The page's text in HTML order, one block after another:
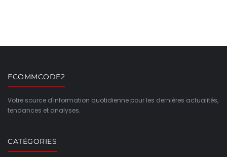
ECOMMCODE2
Votre source d'information quotidienne pour les dernières actualités,
tendances et analyses.
CATÉGORIES